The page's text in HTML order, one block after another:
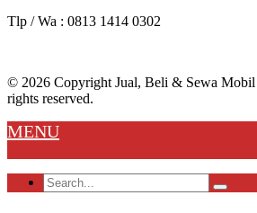
Tlp / Wa : 0813 1414 0302
© 2026 Copyright Jual, Beli & Sewa
rights reserved.
MENU